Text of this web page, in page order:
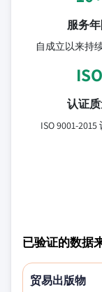
服务
自成立以来持
ISO
认证
ISO 9001-
已验证的数据
贸易出版物